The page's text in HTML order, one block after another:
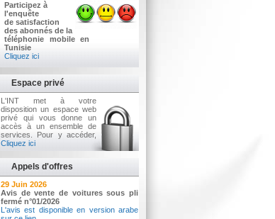
Participez à
l'enquête
de satisfaction
des abonnés de la
téléphonie mobile en
Tunisie
Cliquez ici
Espace privé
L'INT met à votre
disposition un espace web
privé qui vous donne un
accès à un ensemble de
services. Pour y accéder,
Cliquez ici
Appels d'offres
2 Juillet 2026
Avis d'appel d'offres n°3/2026
Acquisition d’équipements informatiques
29 Juin 2026
Avis de vente de voitures sous pli
fermé n°01/2026
L'avis est disponible en version arabe